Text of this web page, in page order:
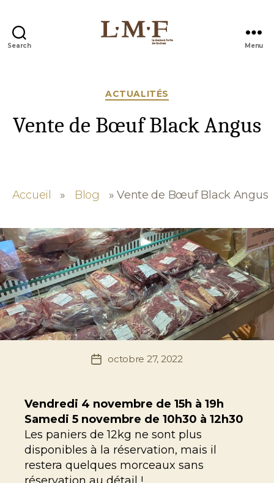
Search Menu
Catégories
ACTUALITÉS
Vente de Bœuf Black Angus
Accueil » Blog »Vente de Bœuf Black Angus
Dateoctobre 27, 2022
Vendredi 4 novembre de 15h à 19h
Samedi 5 novembre de 10h30 à 12h30
Les paniers de 12kg ne sont plus
disponibles à la réservation, mais il
restera quelques morceaux sans